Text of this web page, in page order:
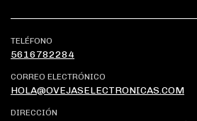
TELÉFONO
5616782284
CORREO ELECTRÓNICO
HOLA@OVEJASELECTRONICAS.COM
DIRECCIÓN